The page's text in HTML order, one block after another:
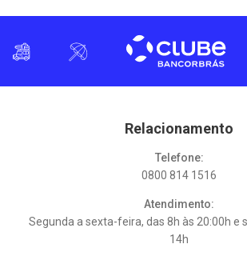
Relacionamento
Telefone:
0800 814 1516
Atendimento:
Segunda a sexta-feira, das 8h às 20:00h e
14h